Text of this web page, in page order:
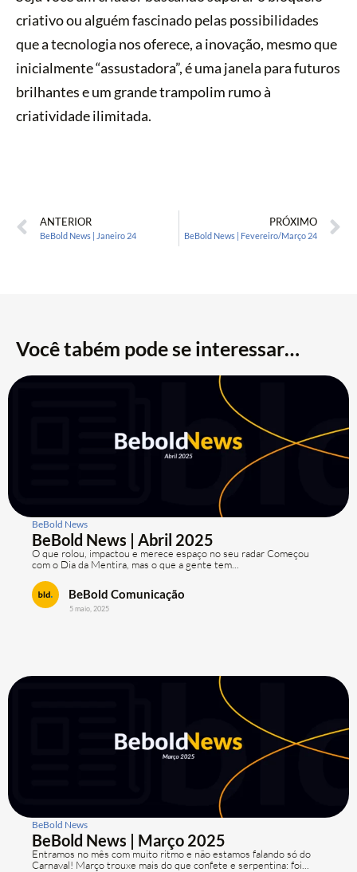
criativo ou alguém fascinado pelas possibilidades
que a tecnologia nos oferece, a inovação, mesmo que
inicialmente “assustadora”, é uma janela para futuros
brilhantes e um grande trampolim rumo à
criatividade ilimitada.
ANTERIOR
BeBold News | Janeiro 24
PRÓXIMO
BeBold News | Fevereiro/Março 24
Você tabém pode se interessar…
BeBold News
BeBold News | Abril 2025
O que rolou, impactou e merece espaço no seu radar Começou
com o Dia da Mentira, mas o que a gente tem...
BeBold Comunicação
5 maio, 2025
BeBold News
BeBold News | Março 2025
Entramos no mês com muito ritmo e não estamos falando só do
Carnaval! Março trouxe mais do que confete e serpentina: foi...